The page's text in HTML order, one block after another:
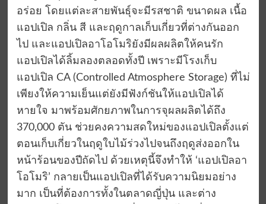
อร่อย โดยแต่ละสายพันธุ์จะมีรสชาติ ขนาดผล เนื้อ
แอปเปิล กลิ่น สี และฤดูกาลเก็บเกี่ยวที่ต่างกันออก
ไป และแอปเปิลอาโอโมริยังมีผลผลิตให้คนรัก
แอปเปิลได้ลิ้มลองตลอดทั้งปี เพราะมีโรงเก็บ
แอปเปิล CA (Controlled Atmosphere Storage) ที่ไม่
เพียงให้ความเย็นแต่ยังมีฟังก์ชันให้แอปเปิลได้
หายใจ มาพร้อมศักยภาพในการจุผลผลิตได้ถึง
370,000 ตัน ช่วยคงความสดใหม่ของแอปเปิลตั้งแต่
ตอนเก็บเกี่ยวในฤดูใบไม้ร่วงไปจนถึงฤดูส่งออกใน
หน้าร้อนของปีถัดไป ด้วยเหตุนี้จึงทำให้ ‘แอปเปิลอา
โอโมริ’ กลายเป็นแอปเปิลที่ได้รับความนิยมอย่าง
มาก เป็นที่ต้องการทั้งในตลาดญี่ปุ่น และต่าง